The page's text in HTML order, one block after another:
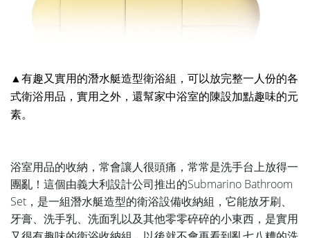
▲有趣又實用的潛水艇造型衛浴組，可以放完整一人份的各
式衛浴用品，實用之外，還幫家中浴室的陳設加點趣味的元
素。
浴室用品的收納，常會讓人很頭痛，常常是洗手台上放得一
團亂！這個由義大利設計公司推出的Submarino Bathroom
Set，是一組潛水艇造型的衛浴設備收納組，它能放牙刷、
牙膏、洗手乳、洗面乳以及其他零零碎碎的小東西，是實用